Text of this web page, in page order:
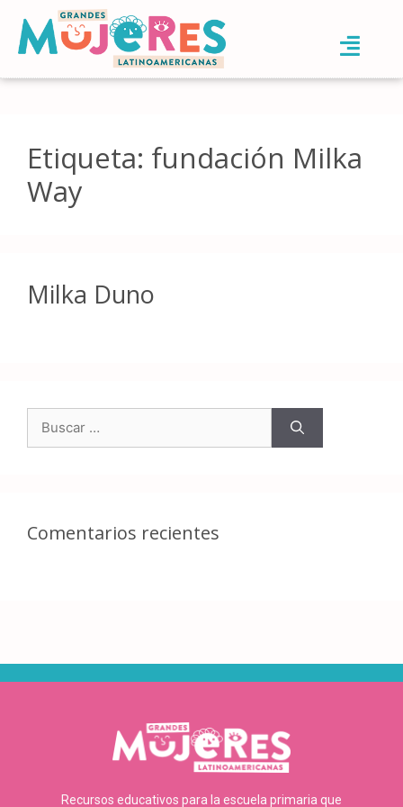
Etiqueta: fundación Milka
Way
Milka Duno
Comentarios recientes
Recursos educativos para la escuela primaria que